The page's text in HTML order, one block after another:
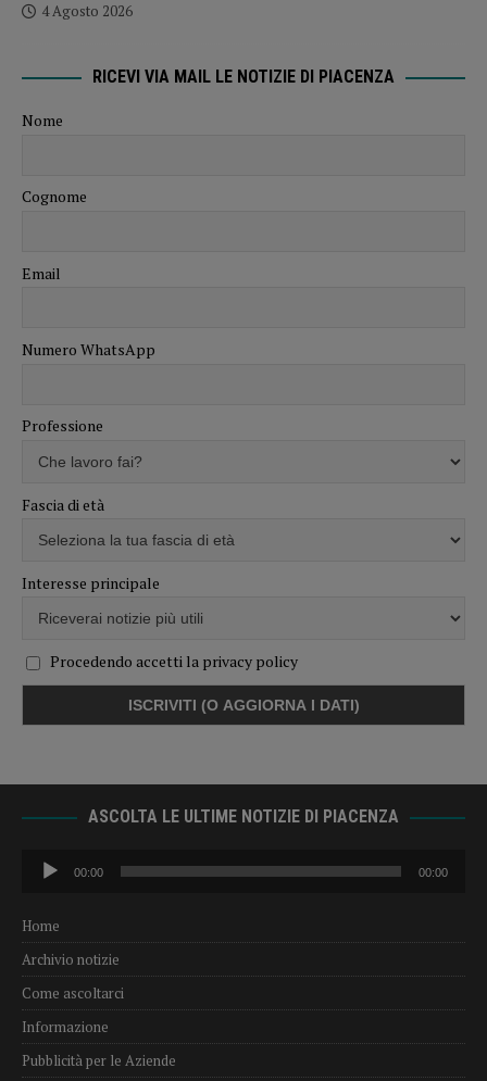
4 Agosto 2026
RICEVI VIA MAIL LE NOTIZIE DI PIACENZA
Nome
Cognome
Email
Numero WhatsApp
Professione
Fascia di età
Interesse principale
Procedendo accetti la privacy policy
ASCOLTA LE ULTIME NOTIZIE DI PIACENZA
Audio
Player
00:00 00:00
Home
Archivio notizie
Come ascoltarci
Informazione
Pubblicità per le Aziende